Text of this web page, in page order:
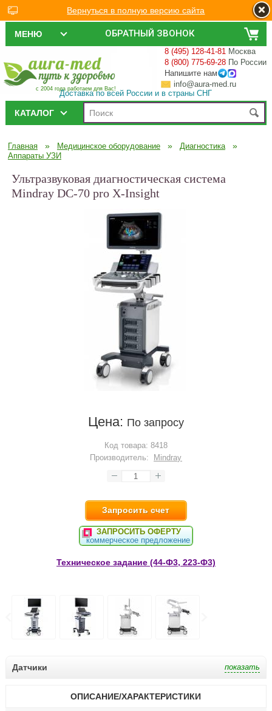
ОБРАТНЫЙ ЗВОНОК
МЕНЮ
с 2004 года работаем для Вас!
8 (495) 128-41-81 Москва
8 (800) 775-69-28 По России
Напишите нам
info@aura-med.ru
Доставка по всей России и в страны СНГ
КАТАЛОГ
Главная » Медицинское оборудование » Диагностика »
Аппараты УЗИ
Ультразвуковая диагностическая система
Mindray DC-70 pro X-Insight
Цена: По запросу
Код товара: 8418
Производитель:
Mindray
Запросить счет
ЗАПРОСИТЬ ОФЕРТУ
коммерческое предложение
Техническое задание (44-Ф3, 223-Ф3)
Датчики
ОПИСАНИЕ/ХАРАКТЕРИСТИКИ
Вернуться в полную версию сайта